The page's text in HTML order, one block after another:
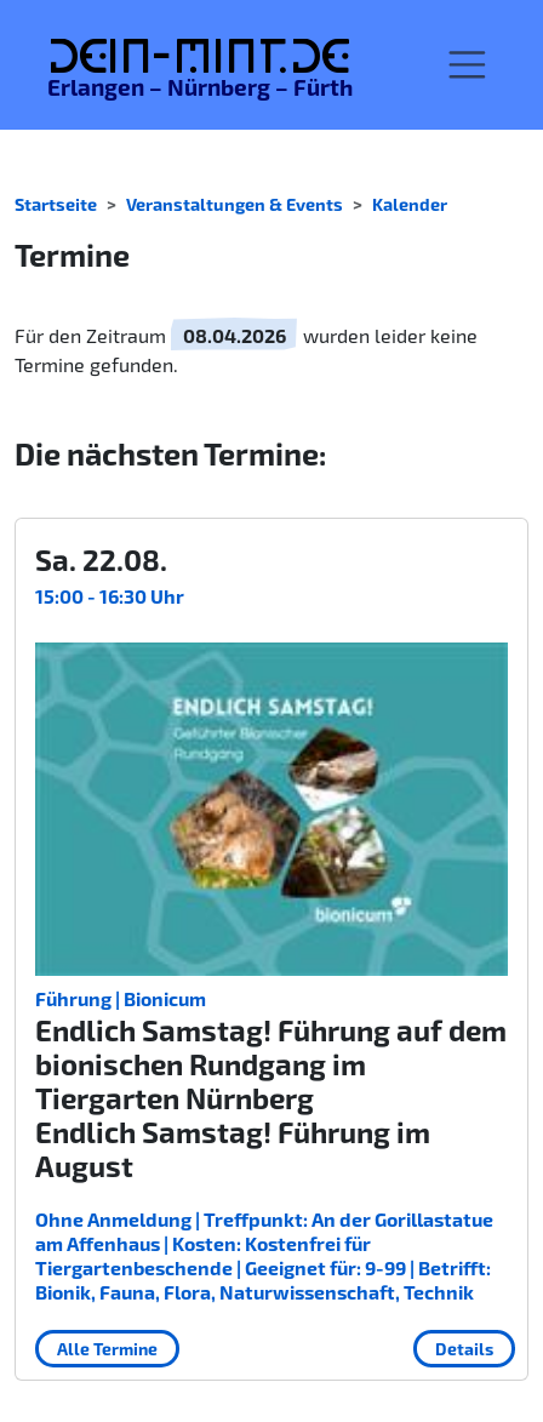
Dein-MINT.de
Erlangen – Nürnberg – Fürth
Startseite Veranstaltungen & Events Kalender
Termine
Für den Zeitraum 08.04.2026
wurden leider keine
Termine gefunden.
Die nächsten Termine:
Sa. 22.08.
15:00 - 16:30 Uhr
Führung | Bionicum
Endlich Samstag! Führung auf dem
bionischen Rundgang im
Tiergarten Nürnberg
Endlich Samstag! Führung im
August
Ohne Anmeldung | Treffpunkt: An der Gorillastatue
am Affenhaus | Kosten: Kostenfrei für
Tiergartenbeschende | Geeignet für: 9-99 | Betrifft:
Bionik, Fauna, Flora, Naturwissenschaft, Technik
Details
Alle Termine